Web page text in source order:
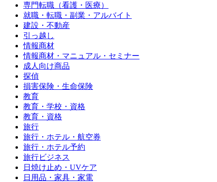
専門転職（看護・医療）
就職・転職・副業・アルバイト
建設・不動産
引っ越し
情報商材
情報商材・マニュアル・セミナー
成人向け商品
探偵
損害保険・生命保険
教育
教育・学校・資格
教育・資格
旅行
旅行・ホテル・航空券
旅行・ホテル予約
旅行ビジネス
日焼け止め・UVケア
日用品・家具・家電